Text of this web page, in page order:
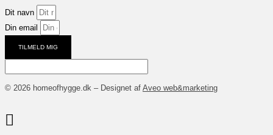
Dit navn
Din email
TILMELD MIG
© 2026 homeofhygge.dk – Designet af Aveo web&marketing